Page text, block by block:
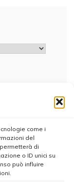
come i
del
di
o ID unici su
può influire